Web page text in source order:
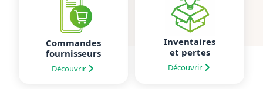
Commandes
fournisseurs
Découvrir
Inventaires
et pertes
Découvrir